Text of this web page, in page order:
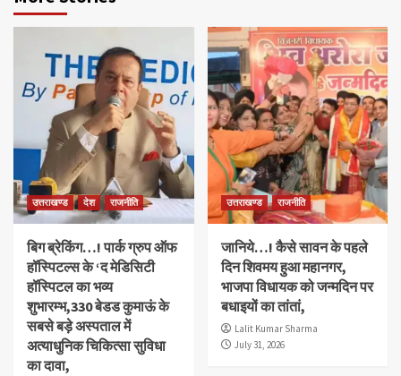
उत्तराखण्ड देश राजनीति
बिग ब्रेकिंग…! पार्क ग्रुप ऑफ
हॉस्पिटल्स के ‘द मेडिसिटी
हॉस्पिटल का भव्य
शुभारम्भ,330 बेडड कुमाऊं के
सबसे बड़े अस्पताल में
अत्याधुनिक चिकित्सा सुविधा
का दावा,
उत्तराखण्ड राजनीति
जानिये…! कैसे सावन के पहले
दिन शिवमय हुआ महानगर,
भाजपा विधायक को जन्मदिन पर
बधाइयों का तांतां,
Lalit Kumar Sharma
July 31, 2026